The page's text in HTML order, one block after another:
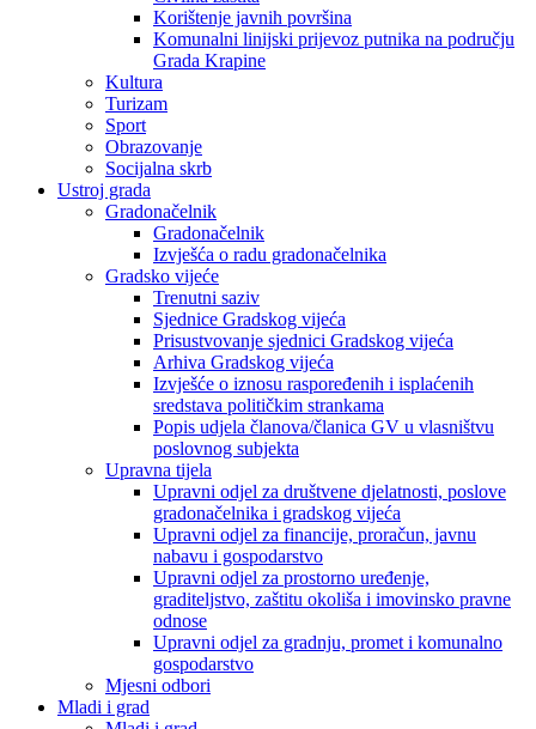
Korištenje javnih površina
Komunalni linijski prijevoz putnika na području
Grada Krapine
Kultura
Turizam
Sport
Obrazovanje
Socijalna skrb
Ustroj grada
Gradonačelnik
Gradonačelnik
Izvješća o radu gradonačelnika
Gradsko vijeće
Trenutni saziv
Sjednice Gradskog vijeća
Prisustvovanje sjednici Gradskog vijeća
Arhiva Gradskog vijeća
Izvješće o iznosu raspoređenih i isplaćenih
sredstava političkim strankama
Popis udjela članova/članica GV u vlasništvu
poslovnog subjekta
Upravna tijela
Upravni odjel za društvene djelatnosti, poslove
gradonačelnika i gradskog vijeća
Upravni odjel za financije, proračun, javnu
nabavu i gospodarstvo
Upravni odjel za prostorno uređenje,
graditeljstvo, zaštitu okoliša i imovinsko pravne
odnose
Upravni odjel za gradnju, promet i komunalno
gospodarstvo
Mjesni odbori
Mladi i grad